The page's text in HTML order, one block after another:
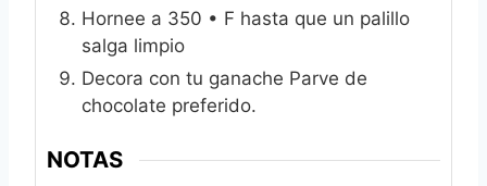
Hornee a 350 • F hasta que un palillo
salga limpio
Decora con tu ganache Parve de
chocolate preferido.
NOTAS